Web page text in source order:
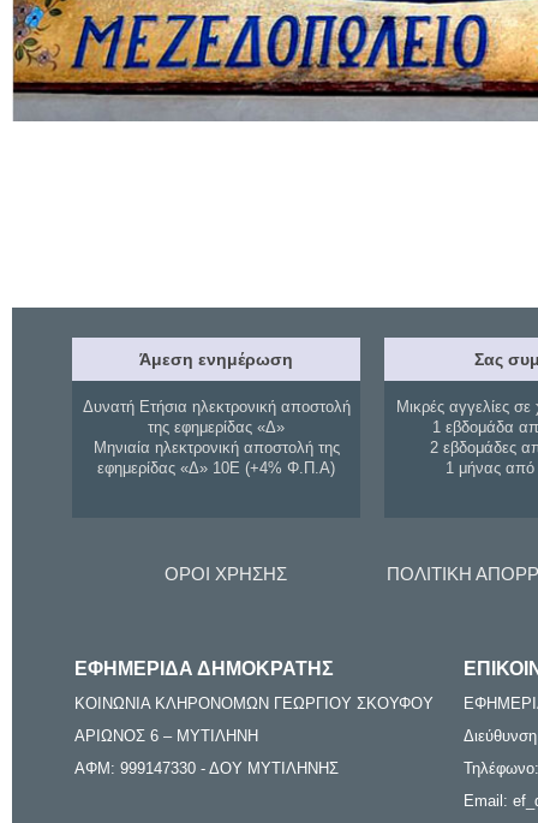
Άμεση ενημέρωση
Δυνατή Ετήσια ηλεκτρονική αποστολή
της εφημερίδας «Δ»
Μηνιαία ηλεκτρονική αποστολή της
εφημερίδας «Δ» 10Ε (+4% Φ.Π.Α)
Σας
Μικρές αγγελίες σε
1 εβδομάδα
2 εβδομάδες
1 μήνας
ΟΡΟΙ ΧΡΗΣΗΣ ΠΟΛΙΤΙΚΗ
ΕΦΗΜΕΡΙΔΑ ΔΗΜΟΚΡΑΤΗΣ
ΚΟΙΝΩΝΙΑ ΚΛΗΡΟΝΟΜΩΝ ΓΕΩΡΓΙΟΥ ΣΚΟΥΦΟΥ
ΑΡΙΩΝΟΣ 6 – ΜΥΤΙΛΗΝΗ
ΑΦΜ: 999147330 - ΔΟΥ ΜΥΤΙΛΗΝΗΣ
Email: